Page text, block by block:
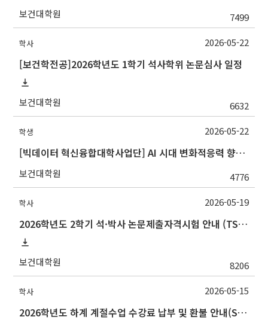
보건대학원 7499
학사
[보건학전공]2026학년도 1학기 석사학위 논문심사 일정
보건대학원 6632
2026-05-22
학생
[빅데이터 혁신융합대학사업단] AI 시대 변화적응력 향상 비교과 프로그램 안내
보건대학원 4776
2026-05-22
학사
2026학년도 2학기 석·박사 논문제출자격시험 안내 (TSQ exam: Major and Korean for foreign students)
보건대학원 8206
2026-05-19
학사
2026학년도 하계 계절수업 수강료 납부 및 환불 안내(Summer 2026 Session Payment Refunds Information)
2026-05-15